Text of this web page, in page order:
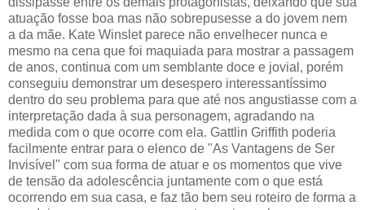
atuação fosse boa mas não sobrepusesse a do jovem nem
a da mãe. Kate Winslet parece não envelhecer nunca e
mesmo na cena que foi maquiada para mostrar a passagem
de anos, continua com um semblante doce e jovial, porém
conseguiu demonstrar um desespero interessantíssimo
dentro do seu problema para que até nos angustiasse com a
interpretação dada à sua personagem, agradando na
medida com o que ocorre com ela. Gattlin Griffith poderia
facilmente entrar para o elenco de "As Vantagens de Ser
Invisível" com sua forma de atuar e os momentos que vive
de tensão da adolescência juntamente com o que está
ocorrendo em sua casa, e faz tão bem seu roteiro de forma a